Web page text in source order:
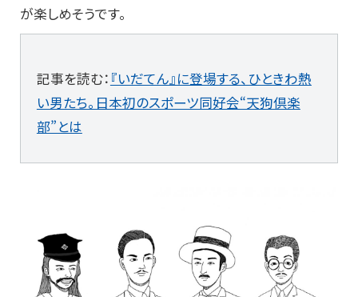
が楽しめそうです。
記事を読む： 『いだてん』に登場する、ひときわ熱
い男たち。日本初のスポーツ同好会“天狗倶楽
部”とは